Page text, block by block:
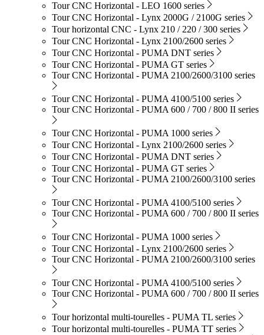
Tour CNC Horizontal - LEO 1600 series
Tour CNC Horizontal - Lynx 2000G / 2100G series
Tour horizontal CNC - Lynx 210 / 220 / 300 series
Tour CNC Horizontal - Lynx 2100/2600 series
Tour CNC Horizontal - PUMA DNT series
Tour CNC Horizontal - PUMA GT series
Tour CNC Horizontal - PUMA 2100/2600/3100 series
Tour CNC Horizontal - PUMA 4100/5100 series
Tour CNC Horizontal - PUMA 600 / 700 / 800 II series
Tour CNC Horizontal - PUMA 1000 series
Tour CNC Horizontal - Lynx 2100/2600 series
Tour CNC Horizontal - PUMA DNT series
Tour CNC Horizontal - PUMA GT series
Tour CNC Horizontal - PUMA 2100/2600/3100 series
Tour CNC Horizontal - PUMA 4100/5100 series
Tour CNC Horizontal - PUMA 600 / 700 / 800 II series
Tour CNC Horizontal - PUMA 1000 series
Tour CNC Horizontal - Lynx 2100/2600 series
Tour CNC Horizontal - PUMA 2100/2600/3100 series
Tour CNC Horizontal - PUMA 4100/5100 series
Tour CNC Horizontal - PUMA 600 / 700 / 800 II series
Tour horizontal multi-tourelles - PUMA TL series
Tour horizontal multi-tourelles - PUMA TT series